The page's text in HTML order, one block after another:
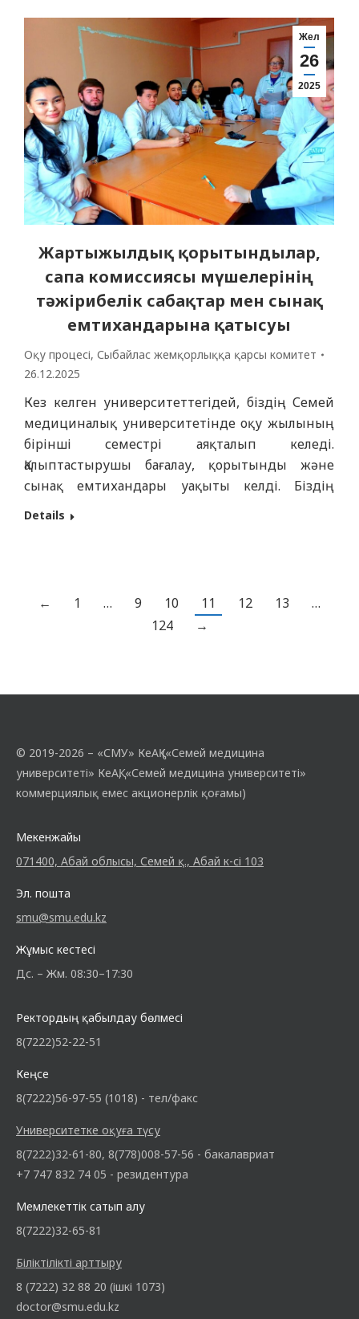
бекіту туралы” Қазақстан Республикасы Ғылым
және жоғары білім министрінің 2023…
Жел
26
2025
Жартыжылдық қорытындылар,
сапа комиссиясы мүшелерінің
тәжірибелік сабақтар мен сынақ
емтихандарына қатысуы
Оқу процесі, Сыбайлас жемқорлыққа қарсы комитет
26.12.2025
Кез келген университеттегідей, біздің Семей
медициналық университетінде оқу жылының
бірінші семестрі аяқталып келеді.
Қалыптастырушы бағалау, қорытынды және
сынақ емтихандары уақыты келді. Біздің
университетте студенттерге арналған
бағаланады. 2025 жылғы 19 қыркүйектегі
«Жоғары оқу орнынан кейінгі білім беру
Details
← 1 … 9 10 11 12 13
…
124
→
© 2019-2026 – «СМУ» КеАҚ («Семей медицина
университеті» КеАҚ, «Семей медицина университеті»
коммерциялық емес акционерлік қоғамы)
Мекенжайы
071400, Абай облысы, Семей қ., Абай к-сі 103
Эл. пошта
smu@smu.edu.kz
Жұмыс кестесі
Дс. – Жм. 08:30–17:30
Ректордың қабылдау бөлмесі
8(7222)52-22-51
Кеңсе
8(7222)56-97-55 (1018) - тел/факс
Университетке оқуға түсу
8(7222)32-61-80, 8(778)008-57-56 - бакалавриат
+7 747 832 74 05 - резидентура
Мемлекеттік сатып алу
8(7222)32-65-81
Біліктілікті арттыру
8 (7222) 32 88 20 (ішкі 1073)
doctor@smu.edu.kz